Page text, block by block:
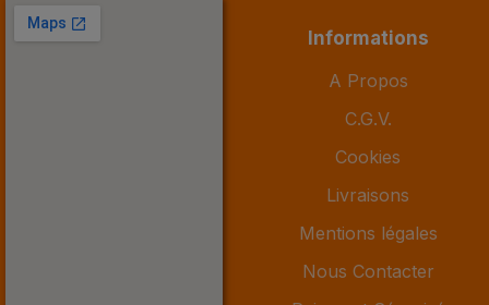
Informations
A Propos
C.G.V.
Cookies
Livraisons
Mentions légales
Nous Contacter